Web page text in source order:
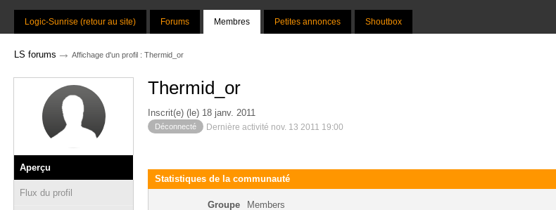
Logic-Sunrise (retour au site) Forums Membres Petites annonces Shoutbox
LS forums → Affichage d'un profil : Thermid_or
Aperçu
Flux du profil
Thermid_or
Inscrit(e) (le) 18 janv. 2011
Déconnecté Dernière activité nov. 13 2011 19:00
Statistiques de la communauté
Groupe Members